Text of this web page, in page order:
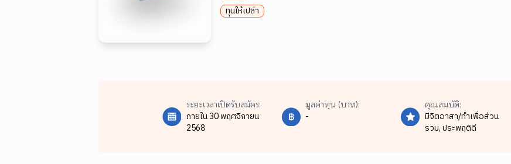
ทุนให้เปล่า
ระยะเวลาเปิดรับสมัคร:
ภายใน 30 พฤศจิกายน
2568
มูลค่าทุน (บาท):
-
คุณสมบัติ:
มีจิตอาสา/ทำเพื่อส่วน
รวม,ประพฤติดี